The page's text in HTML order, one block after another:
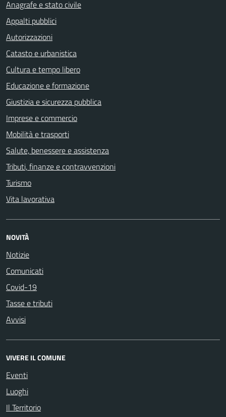
Anagrafe e stato civile
Appalti pubblici
Autorizzazioni
Catasto e urbanistica
Cultura e tempo libero
Educazione e formazione
Giustizia e sicurezza pubblica
Imprese e commercio
Mobilità e trasporti
Salute, benessere e assistenza
Tributi, finanze e contravvenzioni
Turismo
Vita lavorativa
NOVITÀ
Notizie
Comunicati
Covid-19
Tasse e tributi
Avvisi
VIVERE IL COMUNE
Eventi
Luoghi
Il Territorio